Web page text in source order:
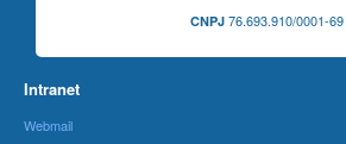
CNPJ76.693.910/0001-69
Intranet
Webmail